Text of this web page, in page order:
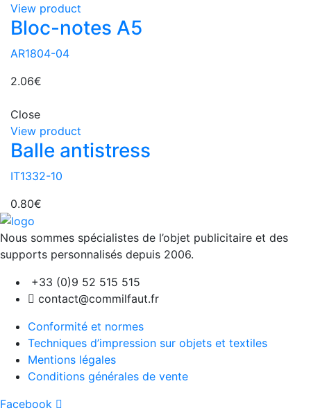
View product
Bloc-notes A5
AR1804-04
2.06€
Close
View product
Balle antistress
IT1332-10
0.80€
Nous sommes spécialistes de l’objet publicitaire et des
supports personnalisés depuis 2006.
+33 (0)9 52 515 515
contact@commilfaut.fr
Conformité et normes
Techniques d’impression sur objets et textiles
Mentions légales
Conditions générales de vente
Facebook